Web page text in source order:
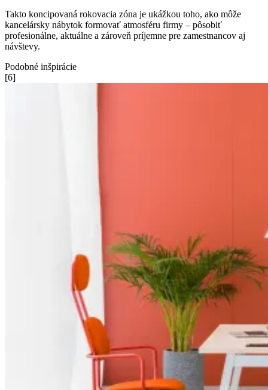
Takto koncipovaná rokovacia zóna je ukážkou toho, ako môže
kancelársky nábytok formovať atmosféru firmy – pôsobiť
profesionálne, aktuálne a zároveň príjemne pre zamestnancov aj
návštevy.
Podobné inšpirácie
[6]